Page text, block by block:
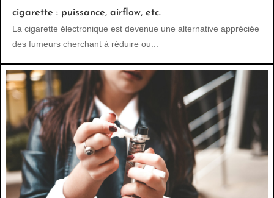
cigarette : puissance, airflow, etc.
La cigarette électronique est devenue une alternative appréciée
des fumeurs cherchant à réduire ou...